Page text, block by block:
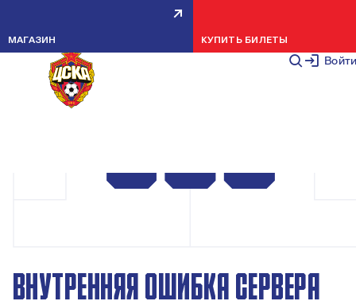
Войти
МАГАЗИН КУПИТЬ БИЛЕТЫ
ВНУТРЕННЯЯ ОШИБКА СЕРВЕРА